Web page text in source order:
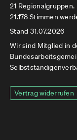
21 Regionalgruppen.
21.178 Stimmen
Stand 31.07.2026
Wir sind Mitglied in
Vertrag widerrufen